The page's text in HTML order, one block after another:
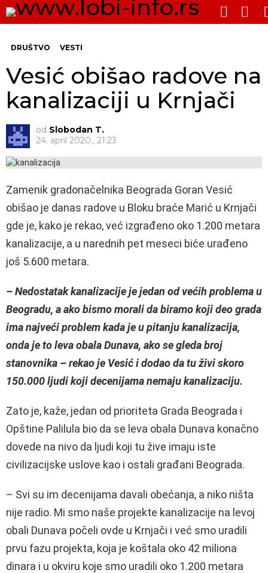
SWITCH
SKIN
DRUŠTVO VESTI
Vesić obišao radove na
kanalizaciji u Krnjači
od Slobodan T.
24. april 2020., 21:23
Zamenik gradonačelnika Beograda Goran Vesić
obišao je danas radove u Bloku braće Marić u Krnjači
gde je, kako je rekao, već izgrađeno oko 1.200 metara
kanalizacije, a u narednih pet meseci biće urađeno
još 5.600 metara.
– Nedostatak kanalizacije je jedan od većih problema u
Beogradu, a ako bismo morali da biramo koji deo grada
ima najveći problem kada je u pitanju kanalizacija,
onda je to leva obala Dunava, ako se gleda broj
stanovnika – rekao je Vesić i dodao da tu živi skoro
150.000 ljudi koji decenijama nemaju kanalizaciju.
Zato je, kaže, jedan od prioriteta Grada Beograda i
Opštine Palilula bio da se leva obala Dunava konačno
dovede na nivo da ljudi koji tu žive imaju iste
civilizacijske uslove kao i ostali građani Beograda.
– Svi su im decenijama davali obećanja, a niko ništa
nije radio. Mi smo naše projekte kanalizacije na levoj
obali Dunava počeli ovde u Krnjači i već smo uradili
prvu fazu projekta, koja je koštala oko 42 miliona
dinara i u okviru koje smo uradili oko 1.200 metara